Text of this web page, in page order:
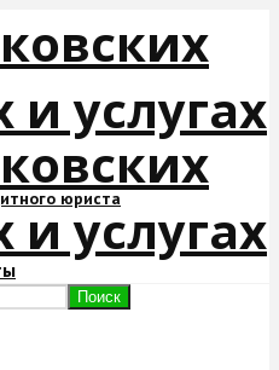
юриста
Поиск